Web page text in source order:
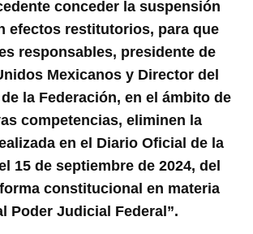
conceder la suspensión
efectos restitutorios, para que
responsables, presidente de
Mexicanos y Director del
la Federación, en el ámbito de
competencias, eliminen la
en el Diario Oficial de la
15 de septiembre de 2024, del
constitucional en materia
Poder Judicial Federal”.